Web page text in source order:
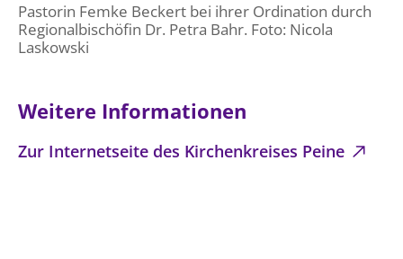
Pastorin Femke Beckert bei ihrer Ordination durch
Regionalbischöfin Dr. Petra Bahr. Foto: Nicola
Laskowski
Weitere Informationen
Zur Internetseite des Kirchenkreises Peine